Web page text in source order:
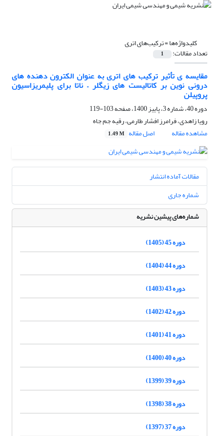
کلیدواژه‌ها =ترکیب‌های اتری
تعداد مقالات: 1
مقایسه ی تأثیر ترکیب های اتری به عنوان الکترون دهنده های
درونی نوین بر کاتالیست های زیگلر – ناتا برای پلیمریزاسیون
پروپیلن
دوره 40، شماره 3، پاییز 1400، صفحه
103-119
رویا زاهدی، فرامرز افشار طارمی، رقیه جم جاه
مشاهده مقاله
اصل مقاله 1.49 M
مقالات آماده انتشار
شماره جاری
شماره‌های پیشین نشریه
دوره 45 (1405)
دوره 44 (1404)
دوره 43 (1403)
دوره 42 (1402)
دوره 41 (1401)
دوره 40 (1400)
دوره 39 (1399)
دوره 38 (1398)
دوره 37 (1397)